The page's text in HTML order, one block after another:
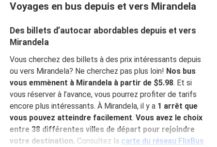
Voyages en bus depuis et vers Mirandela
Des billets d’autocar abordables depuis et vers
Mirandela
Vous cherchez des billets à des prix intéressants depuis
ou vers Mirandela? Ne cherchez pas plus loin! Nos bus
vous emmènent à Mirandela à partir de $5.98. Et si
vous réserver à l’avance, vous pourrez profiter de tarifs
encore plus intéressants. À Mirandela, il y a 1 arrêt que
vous pouvez atteindre facilement. Vous avez le choix
entre 38 différentes villes de départ pour rejoindre
votre destination. Consultez la carte du réseau FlixBus